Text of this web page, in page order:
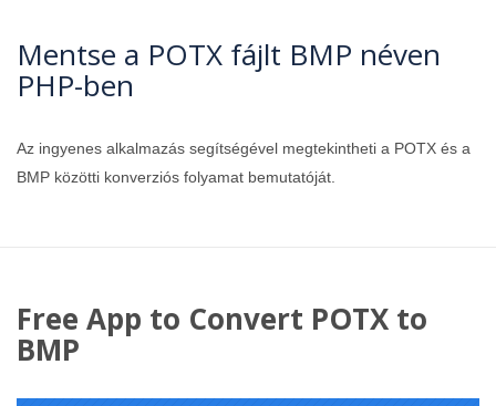
Mentse a POTX fájlt BMP néven
PHP-ben
Az ingyenes alkalmazás segítségével megtekintheti a POTX és a
BMP közötti konverziós folyamat bemutatóját.
Free App to Convert POTX to
BMP